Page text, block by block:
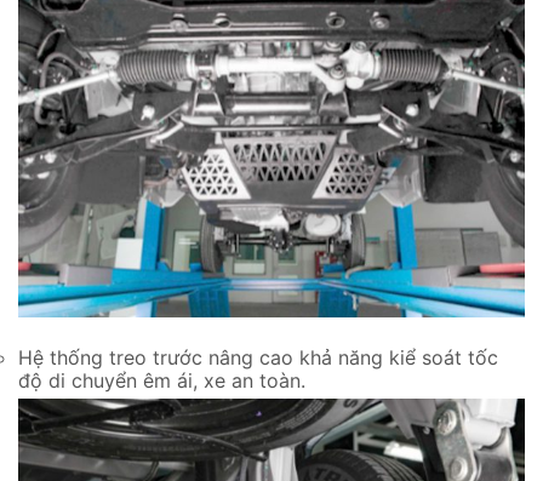
Hệ thống treo trước nâng cao khả năng kiể soát tốc
độ di chuyển êm ái, xe an toàn.